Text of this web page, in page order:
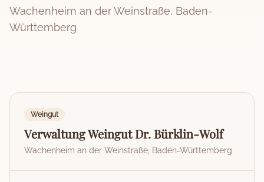
Wachenheim an der Weinstraße, Baden-
Württemberg
Weingut
Verwaltung Weingut Dr. Bürklin-Wolf
Wachenheim an der Weinstraße Baden-Württemberg